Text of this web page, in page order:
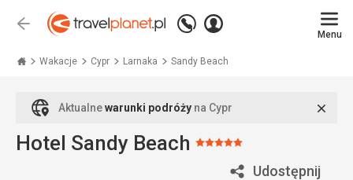
Wstecz
Zadzwoń
+48
771
Zaloguj
Menu
Wakacje Cypr Larnaka Sandy Beach
Aktualnewarunki podróży na Cypr
Hotel Sandy Beach Ocena:
Udostępnij